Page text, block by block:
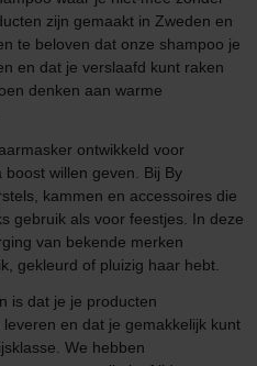
zijn gemaakt in Zweden en
te beloven dat onze shampoo je
en dat je verslaafd kunt raken
denken aan warme
ontwikkeld voor
willen geven. Bij By
kammen en accessoires die
gebruik als voor feestjes. In deze
van bekende merken
gekleurd of pluizig haar hebt.
is dat je je producten
en dat je gemakkelijk kunt
We hebben